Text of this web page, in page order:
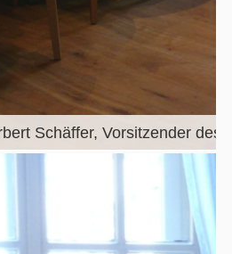
Schäffer, Vorsitzender